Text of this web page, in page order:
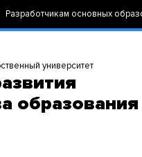
Разработчикам основных
университет
образования